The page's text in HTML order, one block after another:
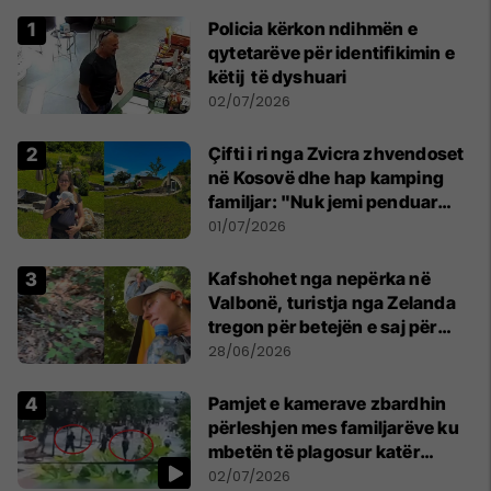
Policia kërkon ndihmën e
qytetarëve për identifikimin e
këtij të dyshuari
02/07/2026
Çifti i ri nga Zvicra zhvendoset
në Kosovë dhe hap kamping
familjar: "Nuk jemi penduar
asnjë ditë"
01/07/2026
Kafshohet nga nepërka në
Valbonë, turistja nga Zelanda
tregon për betejën e saj për
mbijetesë
28/06/2026
Pamjet e kamerave zbardhin
përleshjen mes familjarëve ku
mbetën të plagosur katër
persona
02/07/2026